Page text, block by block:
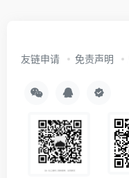
友链申请 免责声明